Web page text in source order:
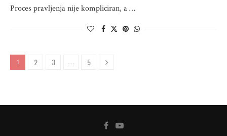
Proces pravljenja nije kompliciran, a …
1 2 3 … 5